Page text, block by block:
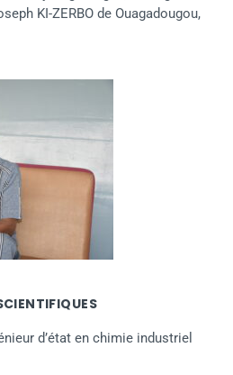
KI-ZERBO de Ouagadougou,
d’état en chimie industriel